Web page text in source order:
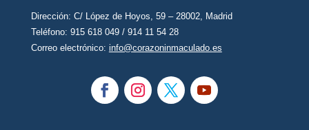
Dirección: C/ López de Hoyos, 59 – 28002, Madrid
Teléfono: ‭915 618 049‬ / 914 11 54 28
Correo electrónico: info@corazoninmaculado.es